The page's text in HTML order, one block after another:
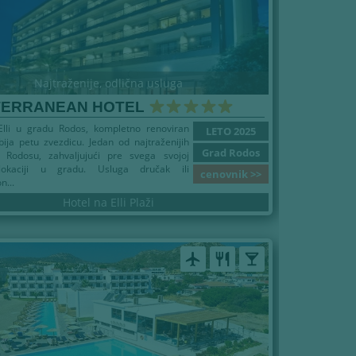
Najtraženije, odlična usluga
HOTEL
LETO 2025
Grad Rodos
cenovnik >>
u gradu Rodos, kompletno renoviran
petu zvezdicu. Jedan od najtraženijih
zahvaljujući pre svega svojoj
u gradu. Usluga dručak ili
Hotel na Elli Plaži
airplanemode_active restaurant local_bar